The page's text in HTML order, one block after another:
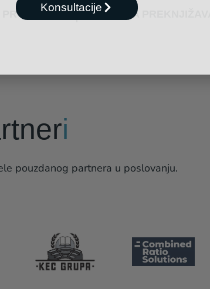
IZMENA ZAKONA O PDV – ČLAN 10. PROMET IZ OBLASTI GRAĐEVINARSTVA
i
pouzdanog partnera u poslovanju.
Konsultacije